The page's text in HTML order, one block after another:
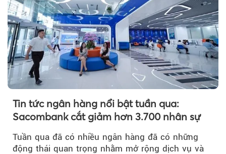
Tin tức ngân hàng nổi bật tuần qua:
Sacombank cắt giảm hơn 3.700 nhân sự
Tuần qua đã có nhiều ngân hàng đã có những
động thái quan trọng nhằm mở rộng dịch vụ và